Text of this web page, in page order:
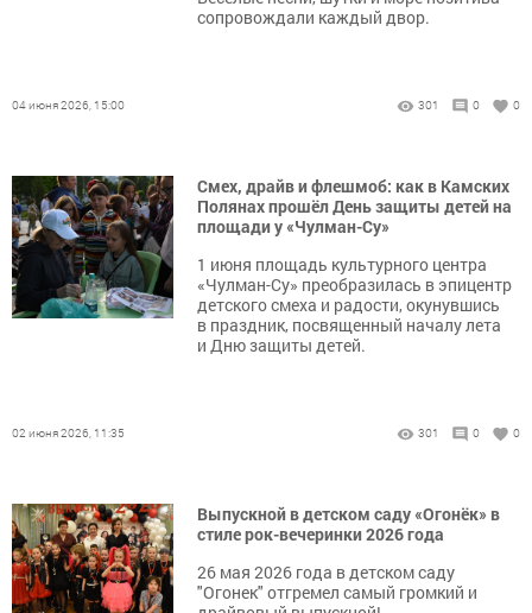
сопровождали каждый двор.
04 июня 2026, 15:00 301 0 0
Смех, драйв и флешмоб: как в Камских
Полянах прошёл День защиты детей на
площади у «Чулман-Су»
1 июня площадь культурного центра
«Чулман-Су» преобразилась в эпицентр
детского смеха и радости, окунувшись
в праздник, посвященный началу лета
и Дню защиты детей.
02 июня 2026, 11:35 301 0 0
Выпускной в детском саду «Огонёк» в
стиле рок-вечеринки 2026 года
26 мая 2026 года в детском саду
"Огонек" отгремел самый громкий и